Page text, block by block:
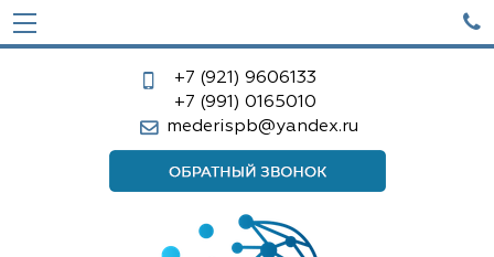

+7 (921) 9606133
+7 (991) 0165010
mederispb@yandex.ru